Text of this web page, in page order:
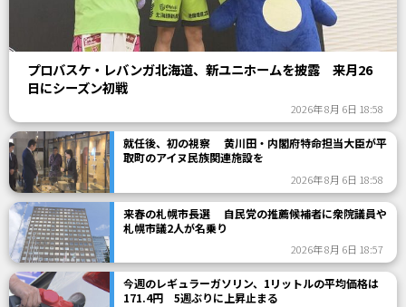
プロバスケ・レバンガ北海道、新ユニホームを披露 来月26
日にシーズン初戦
2026年 8月 6日 18:58
就任後、初の視察 黄川田・内閣府特命担当大臣が平
取町のアイヌ民族関連施設を
2026年 8月 6日 18:58
来春の札幌市長選 自民党の推薦候補者に衆院議員や
札幌市議2人が名乗り
2026年 8月 6日 18:57
今週のレギュラーガソリン、1リットルの平均価格は
171.4円 5週ぶりに上昇止まる